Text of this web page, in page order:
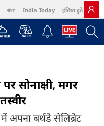
বাংলা India Today इंडिया टुडे हिंदी
Harper's Bazaar Northeast
सोनाक्षी, मगर
अपना बर्थडे सेलिब्रेट